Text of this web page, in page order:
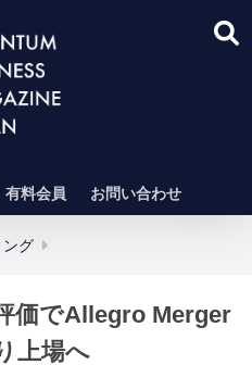
有料会員 お問い合わせ
ング
価でAllegro Merger
上場へ